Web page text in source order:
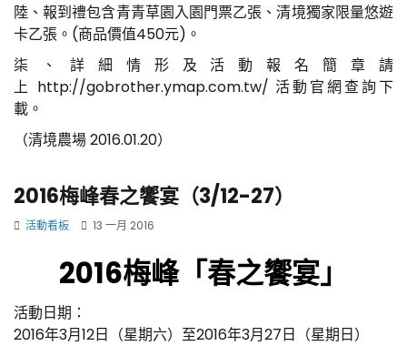
陸、報到禮包含青青草園入園門票乙張、清境獨家限量悠遊
卡乙張。(商品價值450元)。
柒、詳細情形及活動報名簡章請
上 http://gobrother.ymap.com.tw/ 活動官網查詢下
載。
（清境農場 2016.01.20）
2016梅峰春之饗宴（3/12-27）
活動看板 13 一月 2016
2016梅峰「春之饗宴」
活動日期：
2016年3月12日（星期六）至2016年3月27日（星期日）